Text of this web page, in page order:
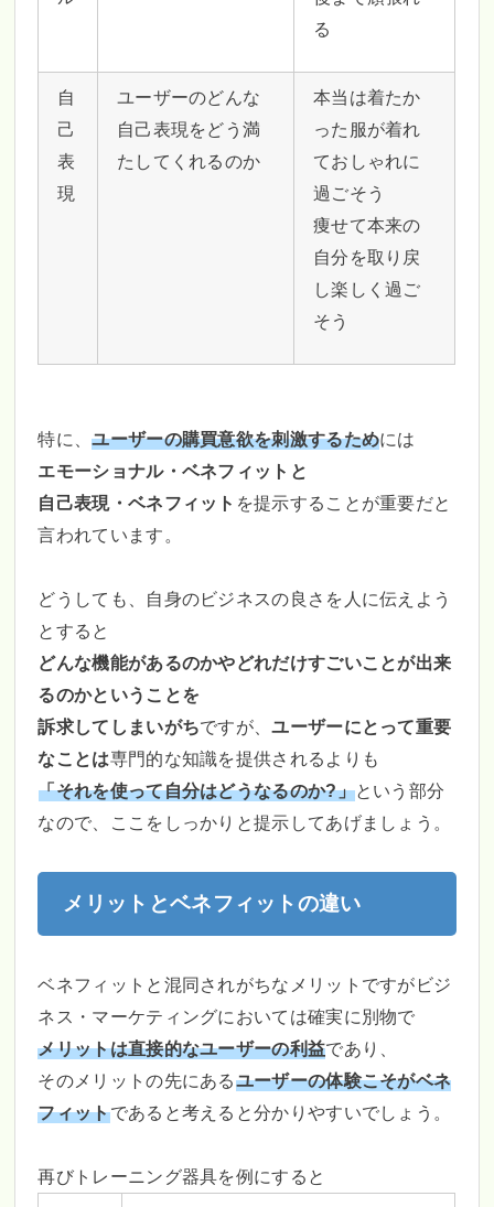
る
自
己
表
現
ユーザーのどんな
自己表現をどう満
たしてくれるのか
本当は着たか
った服が着れ
ておしゃれに
過ごそう
痩せて本来の
自分を取り戻
し楽しく過ご
そう
特に、ユーザーの購買意欲を刺激するためには
エモーショナル・ベネフィットと
自己表現・ベネフィット を提示することが重要だと
言われています。
どうしても、自身のビジネスの良さを人に伝えよう
とすると
どんな機能があるのかやどれだけすごいことが出来
るのかということを
訴求してしまいがちですが、ユーザーにとって重要
なことは専門的な知識を提供されるよりも
「それを使って自分はどうなるのか?」という部分
なので、ここをしっかりと提示してあげましょう。
メリットとベネフィットの違い
ベネフィットと混同されがちなメリットですがビジ
ネス・マーケティングにおいては確実に別物で
メリットは直接的なユーザーの利益であり、
そのメリットの先にあるユーザーの体験こそがベネ
フィットであると考えると分かりやすいでしょう。
再びトレーニング器具を例にすると